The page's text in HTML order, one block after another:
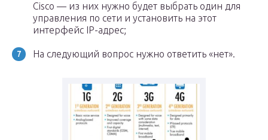
Cisco — из них нужно будет выбрать один для
управления по сети и установить на этот
интерфейс IP-адрес;
На следующий вопрос нужно ответить «нет».